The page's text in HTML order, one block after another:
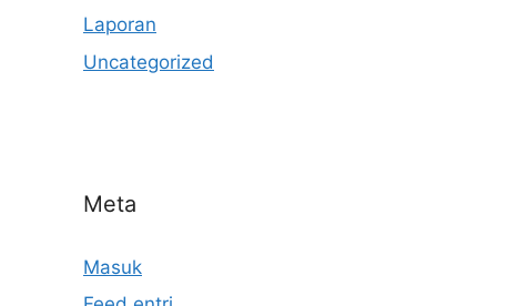
Laporan
Uncategorized
Meta
Masuk